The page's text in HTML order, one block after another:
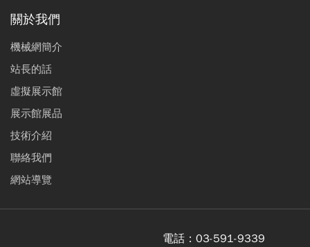
關於我們
機械網簡介
站長的話
虛擬展示館
展示館展品
技術介紹
聯絡我們
網站導覽
電話： 03-591-9339